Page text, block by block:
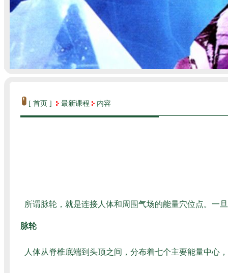
[ 首页 ] 最新课程 内容
所谓脉轮，就是连接人体和周围气场的能量穴位点。一
脉轮
人体从脊椎底端到头顶之间，分布着七个主要能量中心